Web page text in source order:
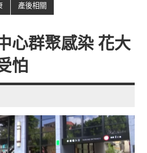
產後相關
心群聚感染 花大
怕